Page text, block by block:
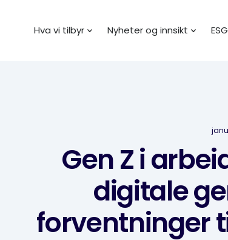
Hva vi tilbyr Nyheter og innsikt ESG
Gen Z i
digitale
forventninger